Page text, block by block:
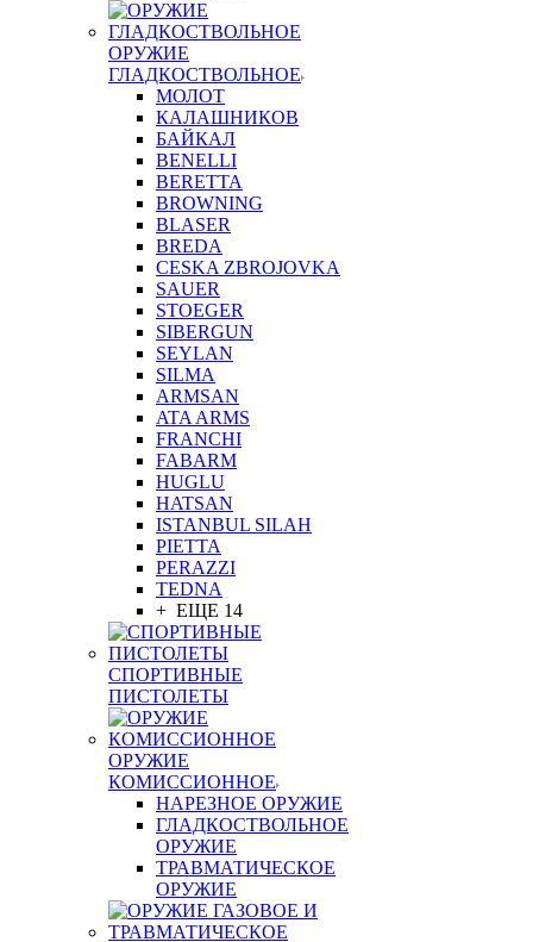
ОРУЖИЕ
ГЛАДКОСТВОЛЬНОЕ
МОЛОТ
КАЛАШНИКОВ
БАЙКАЛ
BENELLI
BERETTA
BROWNING
BLASER
BREDA
CESKA ZBROJOVKA
SAUER
STOEGER
SIBERGUN
SEYLAN
SILMA
ARMSAN
ATA ARMS
FRANCHI
FABARM
HUGLU
HATSAN
ISTANBUL SILAH
PIETTA
PERAZZI
TEDNA
+ ЕЩЕ 14
СПОРТИВНЫЕ
ПИСТОЛЕТЫ
ОРУЖИЕ
КОМИССИОННОЕ
НАРЕЗНОЕ ОРУЖИЕ
ГЛАДКОСТВОЛЬНОЕ
ОРУЖИЕ
ТРАВМАТИЧЕСКОЕ
ОРУЖИЕ